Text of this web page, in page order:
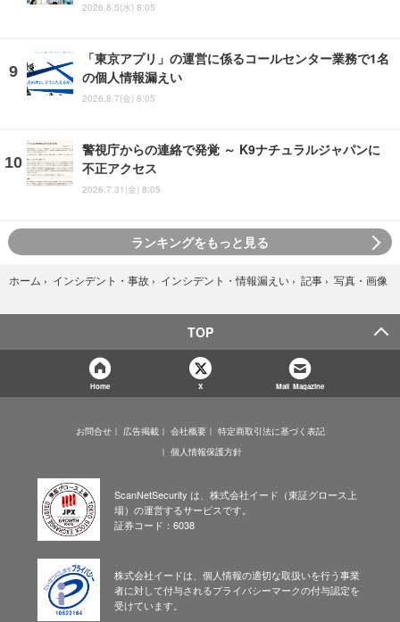
2026.8.5(水) 8:05
「東京アプリ」の運営に係るコールセンター業務で1名
の個人情報漏えい
2026.8.7(金) 8:05
警視庁からの連絡で発覚 ～ K9ナチュラルジャパンに
不正アクセス
2026.7.31(金) 8:05
ランキングをもっと見る
ホーム › インシデント・事故 › インシデント・情報漏えい › 記事 › 写真・画像
TOP
Home X Mail Magazine
お問合せ 広告掲載 会社概要
特定商取引法に基づく表記
個人情報保護方針
ScanNetSecurity は、株式会社イード（東証グロース上
場）の運営するサービスです。
証券コード：6038
株式会社イードは、個人情報の適切な取扱いを行う事業
者に対して付与されるプライバシーマークの付与認定を
受けています。